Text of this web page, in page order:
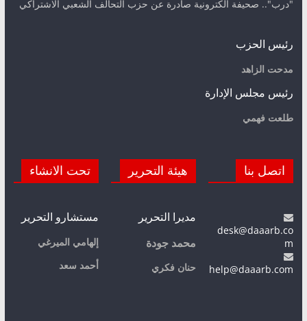
"درب".. صحيفة الكترونية صادرة عن حزب التحالف الشعبي الاشتراكي
رئيس الحزب
مدحت الزاهد
رئيس مجلس الإدارة
طلعت فهمي
اتصل بنا
desk@daaarb.co
m
help@daaarb.com
هيئة التحرير
مديرا التحرير
محمد جودة
حنان فكري
تحت الانشاء
مستشارو التحرير
إلهامي الميرغي
أحمد سعد